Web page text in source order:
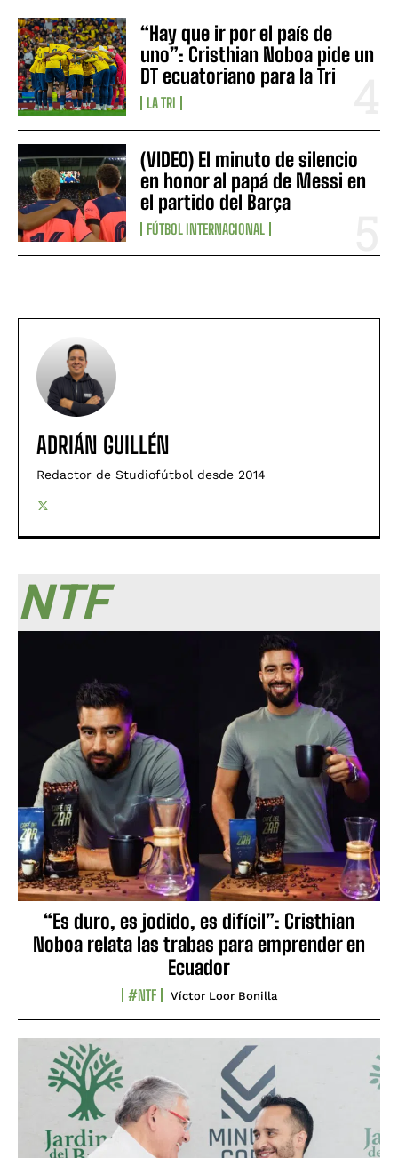
“Hay que ir por el país de
uno”: Cristhian Noboa pide un
DT ecuatoriano para la Tri
LA TRI
(VIDEO) El minuto de silencio
en honor al papá de Messi en
el partido del Barça
FÚTBOL INTERNACIONAL
ADRIÁN GUILLÉN
Redactor de Studiofútbol desde 2014
NTF
“Es duro, es jodido, es difícil”: Cristhian
Noboa relata las trabas para emprender en
Ecuador
#NTF Víctor Loor Bonilla